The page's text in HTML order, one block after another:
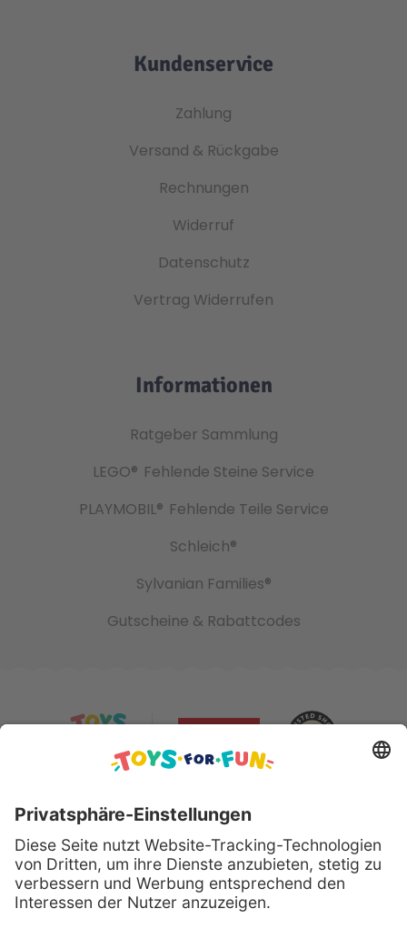
Kundenservice
Zahlung
Versand & Rückgabe
Rechnungen
Widerruf
Datenschutz
Vertrag Widerrufen
Informationen
Ratgeber Sammlung
LEGO® Fehlende Steine Service
PLAYMOBIL® Fehlende Teile Service
Schleich®
Sylvanian Families®
Gutscheine & Rabattcodes
Sicher bezahlen mit: